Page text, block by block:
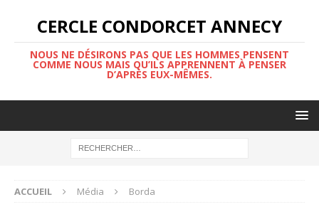
CERCLE CONDORCET ANNECY
NOUS NE DÉSIRONS PAS QUE LES HOMMES PENSENT
COMME NOUS MAIS QU’ILS APPRENNENT À PENSER
D’APRÈS EUX-MÊMES.
ACCUEIL Média Borda